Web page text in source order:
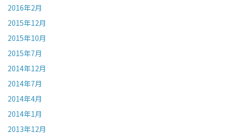
2016年2月
2015年12月
2015年10月
2015年7月
2014年12月
2014年7月
2014年4月
2014年1月
2013年12月